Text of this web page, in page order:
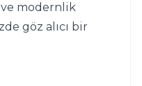
ve modernlik
göz alıcı bir